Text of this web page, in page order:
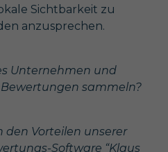
Sichtbarkeit zu
anzusprechen.
Unternehmen und
sammeln?
den Vorteilen unserer
Software “Klaus